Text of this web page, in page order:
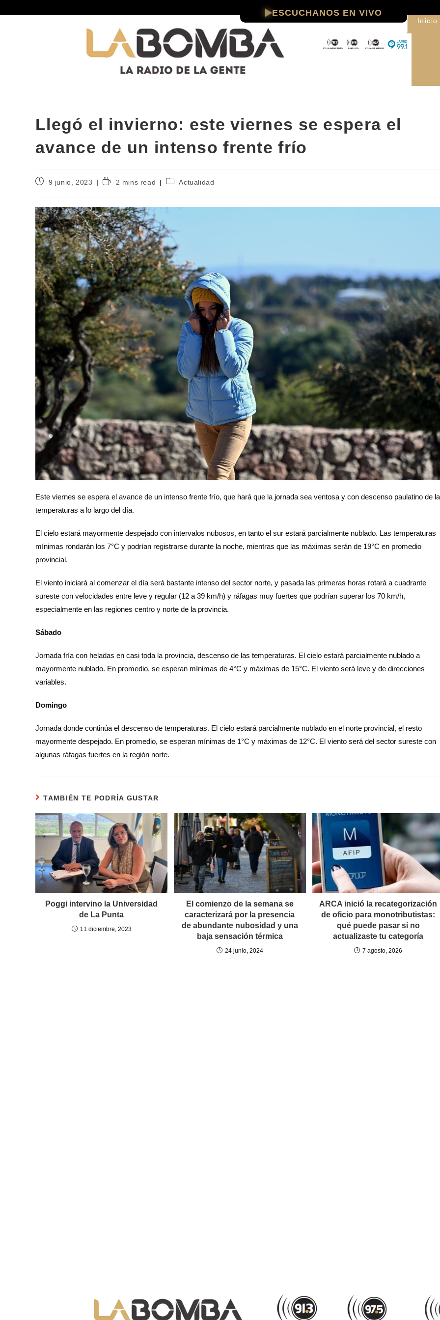
ESCUCHANOS EN VIVO
Inicio
Llegó el invierno: este viernes se espera el
avance de un intenso frente frío
9 junio, 2023 2 mins read Actualidad
Este viernes se espera el avance de un intenso frente frío, que hará que la jornada sea ventosa y con descenso paulatino de
temperaturas a lo largo del día.
El cielo estará mayormente despejado con intervalos nubosos, en tanto el sur estará parcialmente nublado. Las temperaturas
mínimas rondarán los 7°C y podrían registrarse durante la noche, mientras que las máximas serán de 19°C en promedio
provincial.
El viento iniciará al comenzar el día será bastante intenso del sector norte, y pasada las primeras horas rotará a cuadrante
sureste con velocidades entre leve y regular (12 a 39 km/h) y ráfagas muy fuertes que podrían superar los 70 km/h,
especialmente en las regiones centro y norte de la provincia.
Sábado
Jornada fría con heladas en casi toda la provincia, descenso de las temperaturas. El cielo estará parcialmente nublado a
mayormente nublado. En promedio, se esperan mínimas de 4°C y máximas de 15°C. El viento será leve y de direcciones
variables.
Domingo
Jornada donde continúa el descenso de temperaturas. El cielo estará parcialmente nublado en el norte provincial, el resto
mayormente despejado. En promedio, se esperan mínimas de 1°C y máximas de 12°C. El viento será del sector sureste con
algunas ráfagas fuertes en la región norte.
TAMBIÉN TE PODRÍA GUSTAR
Poggi intervino la Universidad
de La Punta
11 diciembre, 2023
El comienzo de la semana se
caracterizará por la presencia
de abundante nubosidad y una
baja sensación térmica
24 junio, 2024
ARCA inició la recategorización
de oficio para monotributistas:
qué puede pasar si no
actualizaste tu categoría
7 agosto, 2026